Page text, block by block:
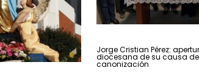
Jorge Cristian Pérez:
diocesana de su causa de
canonización